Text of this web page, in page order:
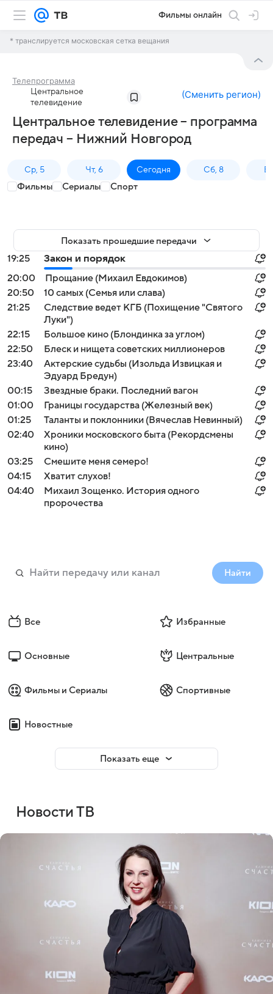
Фильмы онлайн
* транслируется московская сетка вещания
Телепрограмма
Центральное
телевидение
(Сменить регион)
Центральное телевидение – программа
передач – Нижний Новгород
Ср, 5 Чт, 6 Сегодня Сб, 8
Фильмы Сериалы Спорт
Показать прошедшие передачи
19:25
Закон и порядок
20:00
Прощание (Михаил Евдокимов)
20:50
10 самых (Семья или слава)
21:25
Следствие ведет КГБ (Похищение "Святого
Луки")
22:15
Большое кино (Блондинка за углом)
22:50
Блеск и нищета советских миллионеров
23:40
Актерские судьбы (Изольда Извицкая и
Эдуард Бредун)
00:15
Звездные браки. Последний вагон
01:00
Границы государства (Железный век)
01:25
Таланты и поклонники (Вячеслав Невинный)
02:40
Хроники московского быта (Рекордсмены
кино)
03:25
Смешите меня семеро!
04:15
Хватит слухов!
04:40
Михаил Зощенко. История одного
пророчества
Найти
Все Избранные
Основные Центральные
Фильмы и Сериалы Спортивные
Новостные
Показать еще
Новости ТВ